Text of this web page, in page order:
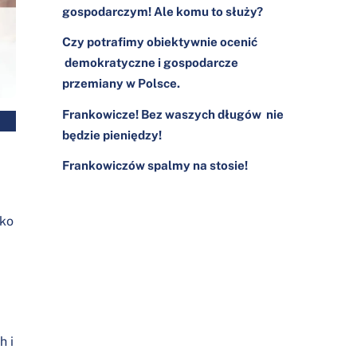
i
gospodarczym! Ale komu to służy?
Czy potrafimy obiektywnie ocenić
demokratyczne i gospodarcze
przemiany w Polsce.
Frankowicze! Bez waszych długów nie
będzie pieniędzy!
Frankowiczów spalmy na stosie!